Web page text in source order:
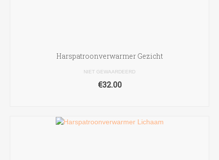
Harspatroonverwarmer Gezicht
NIET GEWAARDEERD
€32.00